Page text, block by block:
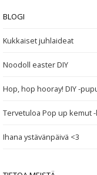
BLOGI
Kukkaiset juhlaideat
Noodoll easter DIY
Hop, hop hooray! DIY -
Tervetuloa Pop up kemut
Ihana ystävänpäivä <3